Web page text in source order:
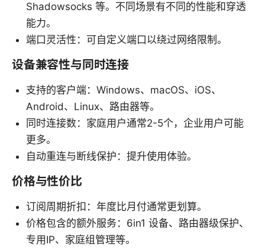
Shadowsocks 等。不同场景有不同的性能和穿透
能力。
端口灵活性：可自定义端口以绕过网络限制。
设备兼容性与同时连接
支持的客户端：Windows、macOS、iOS、
Android、Linux、路由器等。
同时连接数：家庭用户通常2-5个，企业用户可能
更多。
自动重连与断线保护：提升使用体验。
价格与性价比
订阅周期折扣：年度比月付通常更划算。
价格包含的额外服务：6in1 设备、路由器级保护、
专用IP、家庭组管理等。